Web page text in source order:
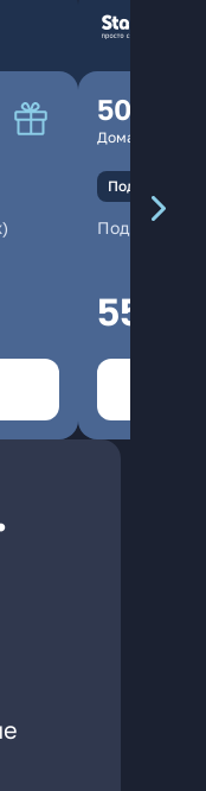
500
Домашний
Подключение
550